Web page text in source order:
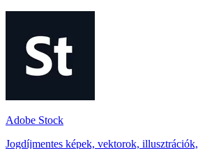
Adobe Stock
Jogdíjmentes képek, vektorok,